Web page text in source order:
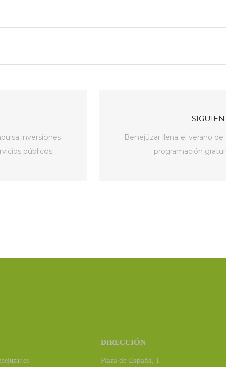
inversiones
públicos
Benejúzar llena el verano
programación
DIRECCIÓN
Plaza de España, 1